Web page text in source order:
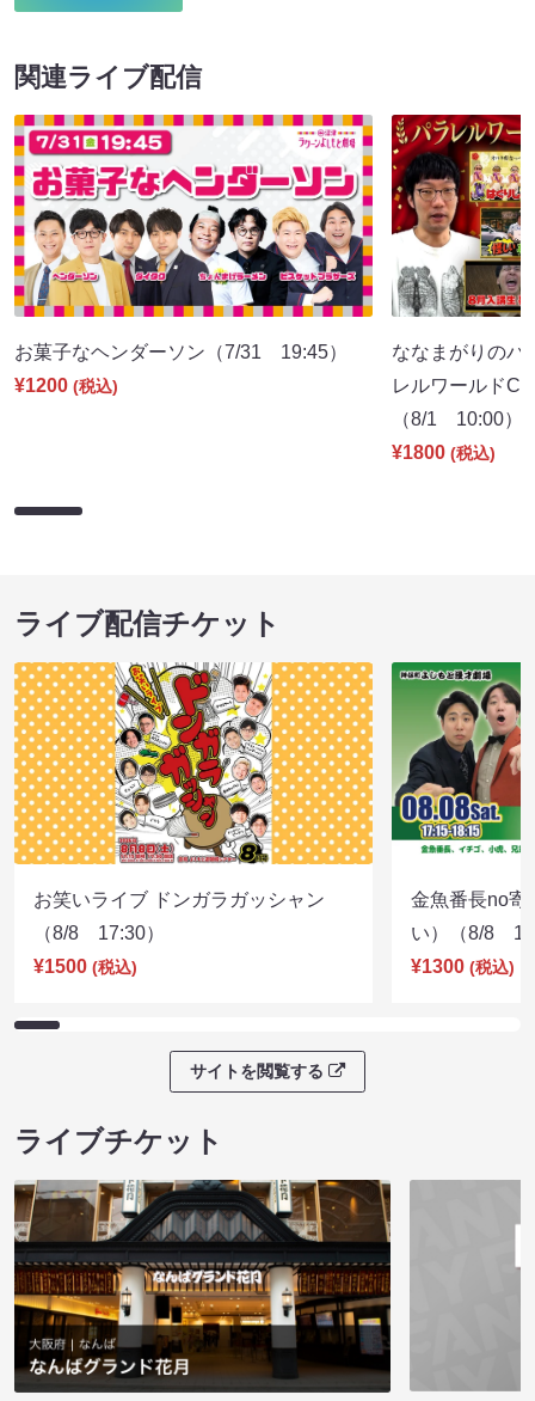
関連ライブ配信
お菓子なヘンダーソン（7/31 19:45）
¥1200 (税込)
ななまがりのパ
レルワールド
（8/1 10:00）
¥1800 (税込)
ライブ配信チケット
お笑いライブ ドンガラガッシャン
（8/8 17:30）
¥1500 (税込)
金魚番長no寄
い）（8/8
¥1300 (税込)
サイトを閲覧する
ライブチケット